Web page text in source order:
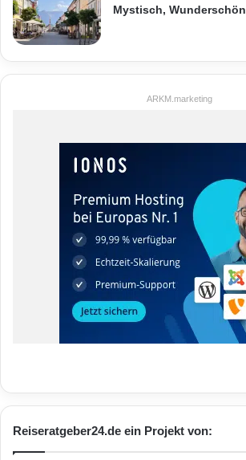
Mystisch, Wunderschön
ARKM.marketing
Reiseratgeber24.de ein Projekt von: